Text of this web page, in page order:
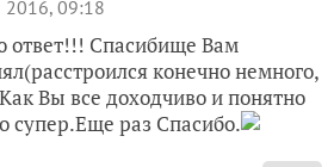
2016, 09:18
ответ!!! Спасибище Вам
конечно немного,
Вы все доходчиво и понятно
супер.Еще раз Спасибо.